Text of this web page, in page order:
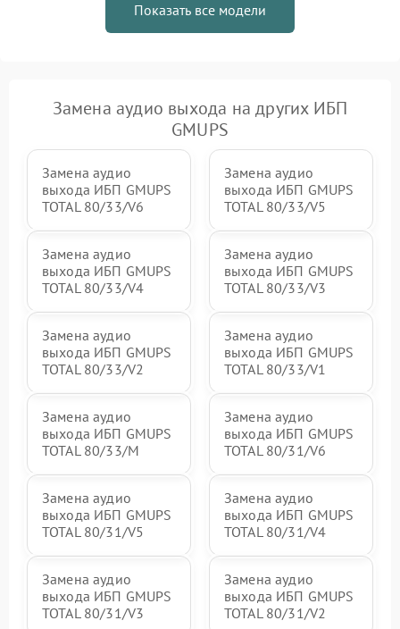
Повреждение системы
защиты от перегрева
перенапряжения
Показать все модели
Замена аудио выхода на других ИБП
GMUPS
Замена аудио
выхода ИБП GMUPS
TOTAL 80/33/V6
Замена аудио
выхода ИБП GMUPS
TOTAL 80/33/V5
Замена аудио
выхода ИБП GMUPS
TOTAL 80/33/V4
Замена аудио
выхода ИБП GMUPS
TOTAL 80/33/V3
Замена аудио
выхода ИБП GMUPS
TOTAL 80/33/V2
Замена аудио
выхода ИБП GMUPS
TOTAL 80/33/V1
Замена аудио
выхода ИБП GMUPS
TOTAL 80/33/M
Замена аудио
выхода ИБП GMUPS
TOTAL 80/31/V6
Замена аудио
выхода ИБП GMUPS
TOTAL 80/31/V5
Замена аудио
выхода ИБП GMUPS
TOTAL 80/31/V4
Замена аудио
выхода ИБП GMUPS
TOTAL 80/31/V3
Замена аудио
выхода ИБП GMUPS
TOTAL 80/31/V2